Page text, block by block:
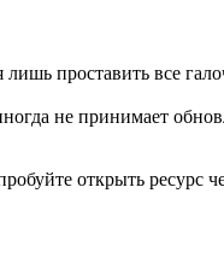
проставить все
не принимает
открыть ресурс